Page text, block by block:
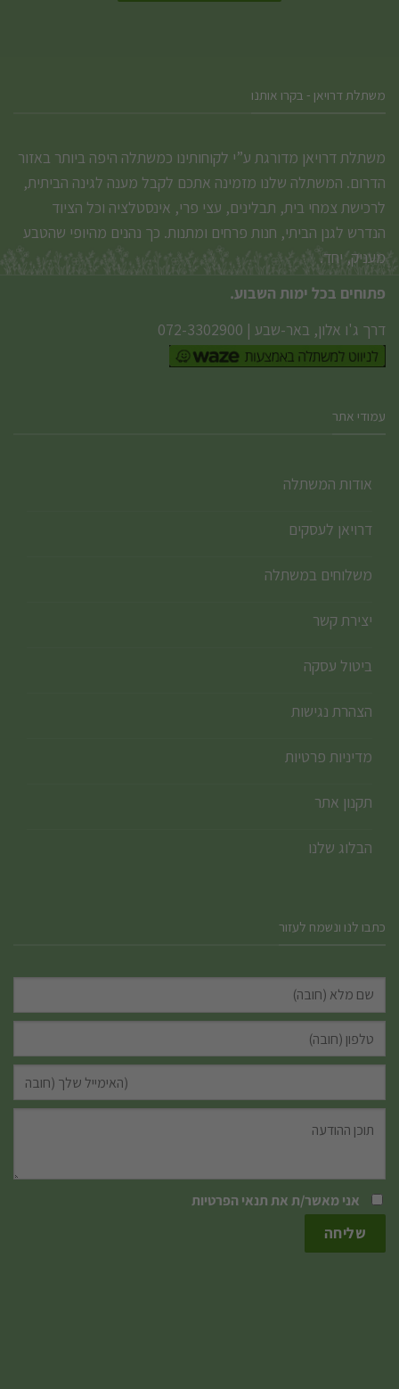
משתלת דרויאן - בקרו אותנו
משתלת דרויאן מדורגת ע”י לקוחותינו כמשתלה היפה ביותר באזור
הדרום. המשתלה שלנו מזמינה אתכם לקבל מענה לגינה הביתית,
לרכישת צמחי בית, תבלינים, עצי פרי, אינסטלציה וכל הציוד
הנדרש לגנן הביתי, חנות פרחים ומתנות. כך נהנים מהיופי שהטבע
מעניק, יחד.
פתוחים בכל ימות השבוע.
דרך ג'ו אלון, באר-שבע |
072-3302900
עמודי אתר
אודות המשתלה
דרויאן לעסקים
משלוחים במשתלה
יצירת קשר
ביטול עסקה
הצהרת נגישות
מדיניות פרטיות
תקנון אתר
הבלוג שלנו
כתבו לנו ונשמח לעזור
אני מאשר/ת אתתנאי הפרטיות